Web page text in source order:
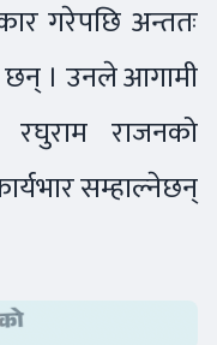
गरेपछि अन्ततः
। उनले आगामी
राजनको
सम्हाल्नेछन्